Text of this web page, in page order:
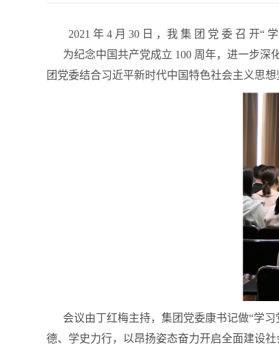
2021 年 4 月 30 日 ，我 集 团 党 委 召 开“
为纪念中国共产党成立 100 周年，进一步深
团党委结合习近平新时代中国特色社会主义思
会议由丁红梅主持，集团党委康书记做“学习
德、学史力行，以昂扬姿态奋力开启全面建设